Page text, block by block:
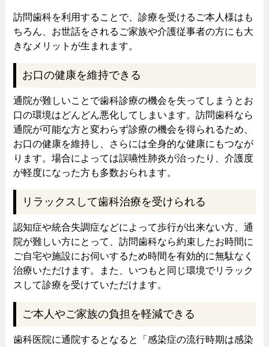
訪問歯科を利用することで、診療を受けるご本人様はも
ちろん、お世話をされるご家族や介護従事者の方にも大
きなメリットが生まれます。
お口の健康を維持できる
通院が難しいことで歯科診療の機会を失ってしまうとお
口の環境はどんどん悪化してしまいます。訪問歯科なら
通院が可能な方と変わらず診療の機会を得られるため、
お口の健康を維持し、さらには全身的な健康にもつなが
ります。場合によっては誤嚥性肺炎が治ったり、介護度
が軽度になった方も多数おられます。
リラックスして歯科治療を受けられる
認知症や統合失調症などによって歩行が出来ない方、通
院が難しい方にとって、訪問歯科なら約束したお時間に
ご自宅や施設にお伺いするため時間を有効的に無駄なく
治療いただけます。また、いつもと同じ環境でリラック
スして診療を受けていただけます。
ご本人やご家族の負担を軽減できる
歯科医院に通院するとなると「感染症の流行時期は感染